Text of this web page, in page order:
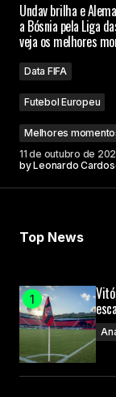
Campos
Your Name
Undav brilha e
a Bósnia pela Liga
veja os melhores
Data FIFA
Futebol Europeu
Melhores
11 de outubro de
byLeonardo
Top News